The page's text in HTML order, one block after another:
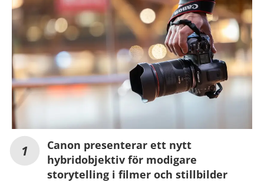
Canon presenterar ett nytt
hybridobjektiv för modigare
storytelling i filmer och stillbilder